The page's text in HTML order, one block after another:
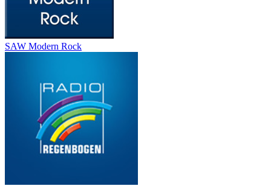
SAW Modern Rock